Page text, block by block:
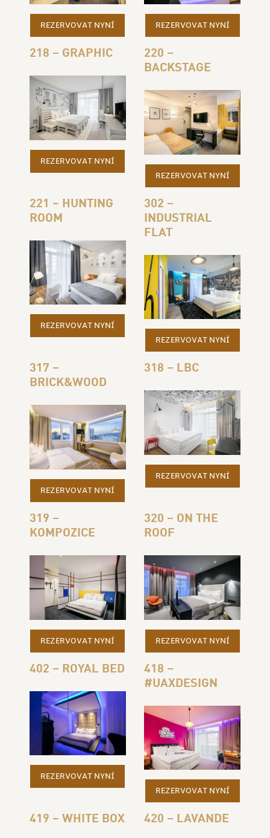
REZERVOVAT NYNÍ REZERVOVAT NYNÍ
218 – GRAPHIC
REZERVOVAT NYNÍ
220 –
BACKSTAGE
REZERVOVAT NYNÍ
221 – HUNTING
ROOM
REZERVOVAT NYNÍ
302 –
INDUSTRIAL
FLAT
REZERVOVAT NYNÍ
317 –
BRICK&WOOD
REZERVOVAT NYNÍ
318 – LBC
REZERVOVAT NYNÍ
319 –
KOMPOZICE
REZERVOVAT NYNÍ
320 – ON THE
ROOF
REZERVOVAT NYNÍ
402 – ROYAL BED
REZERVOVAT NYNÍ
418 –
#UAXDESIGN
REZERVOVAT NYNÍ
419 – WHITE BOX 420 – LAVANDE